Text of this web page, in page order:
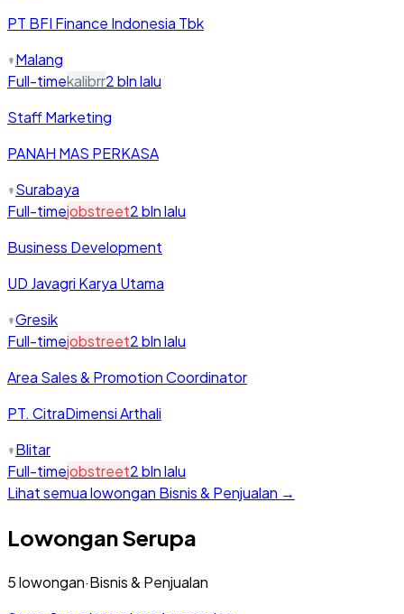
PT BFI Finance Indonesia Tbk
Malang
Full-timekalibrr2 bln lalu
Staff Marketing
PANAH MAS PERKASA
Surabaya
Full-timejobstreet2 bln lalu
Business Development
UD Javagri Karya Utama
Gresik
Full-timejobstreet2 bln lalu
Area Sales & Promotion Coordinator
PT. CitraDimensi Arthali
Blitar
Full-timejobstreet2 bln lalu
Lihat semua lowongan Bisnis & Penjualan →
Lowongan Serupa
5lowongan·Bisnis & Penjualan